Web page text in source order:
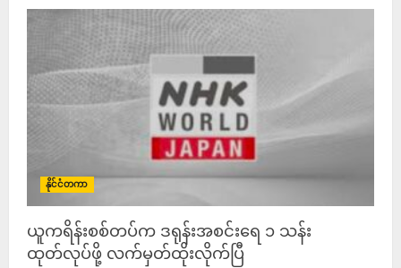
နိုင်ငံတကာ
ယူကရိန်းစစ်တပ်က ဒရုန်းအစင်းရေ ၁ သန်း
ထုတ်လုပ်ဖို့ လက်မှတ်ထိုးလိုက်ပြီ